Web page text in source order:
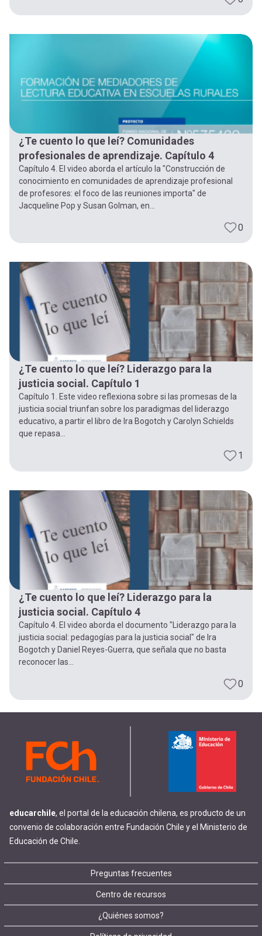
¿Te cuento lo que leí? Comunidades
profesionales de aprendizaje. Capítulo 4
Capítulo 4. El video aborda el artículo la "Construcción de
conocimiento en comunidades de aprendizaje profesional
de profesores: el foco de las reuniones importa" de
Jacqueline Pop y Susan Golman, en...
0
¿Te cuento lo que leí? Liderazgo para la
justicia social. Capítulo 1
Capítulo 1. Este video reflexiona sobre si las promesas de la
justicia social triunfan sobre los paradigmas del liderazgo
educativo, a partir el libro de Ira Bogotch y Carolyn Schields
que repasa...
1
¿Te cuento lo que leí? Liderazgo para la
justicia social. Capítulo 4
Capítulo 4. El video aborda el documento "Liderazgo para la
justicia social: pedagogías para la justicia social" de Ira
Bogotch y Daniel Reyes-Guerra, que señala que no basta
reconocer las...
0
educarchile, el portal de la educación chilena, es producto de un
convenio de colaboración entre Fundación Chile y el Ministerio de
Educación de Chile.
Footer
menu
Preguntas frecuentes
Centro de recursos
¿Quiénes somos?